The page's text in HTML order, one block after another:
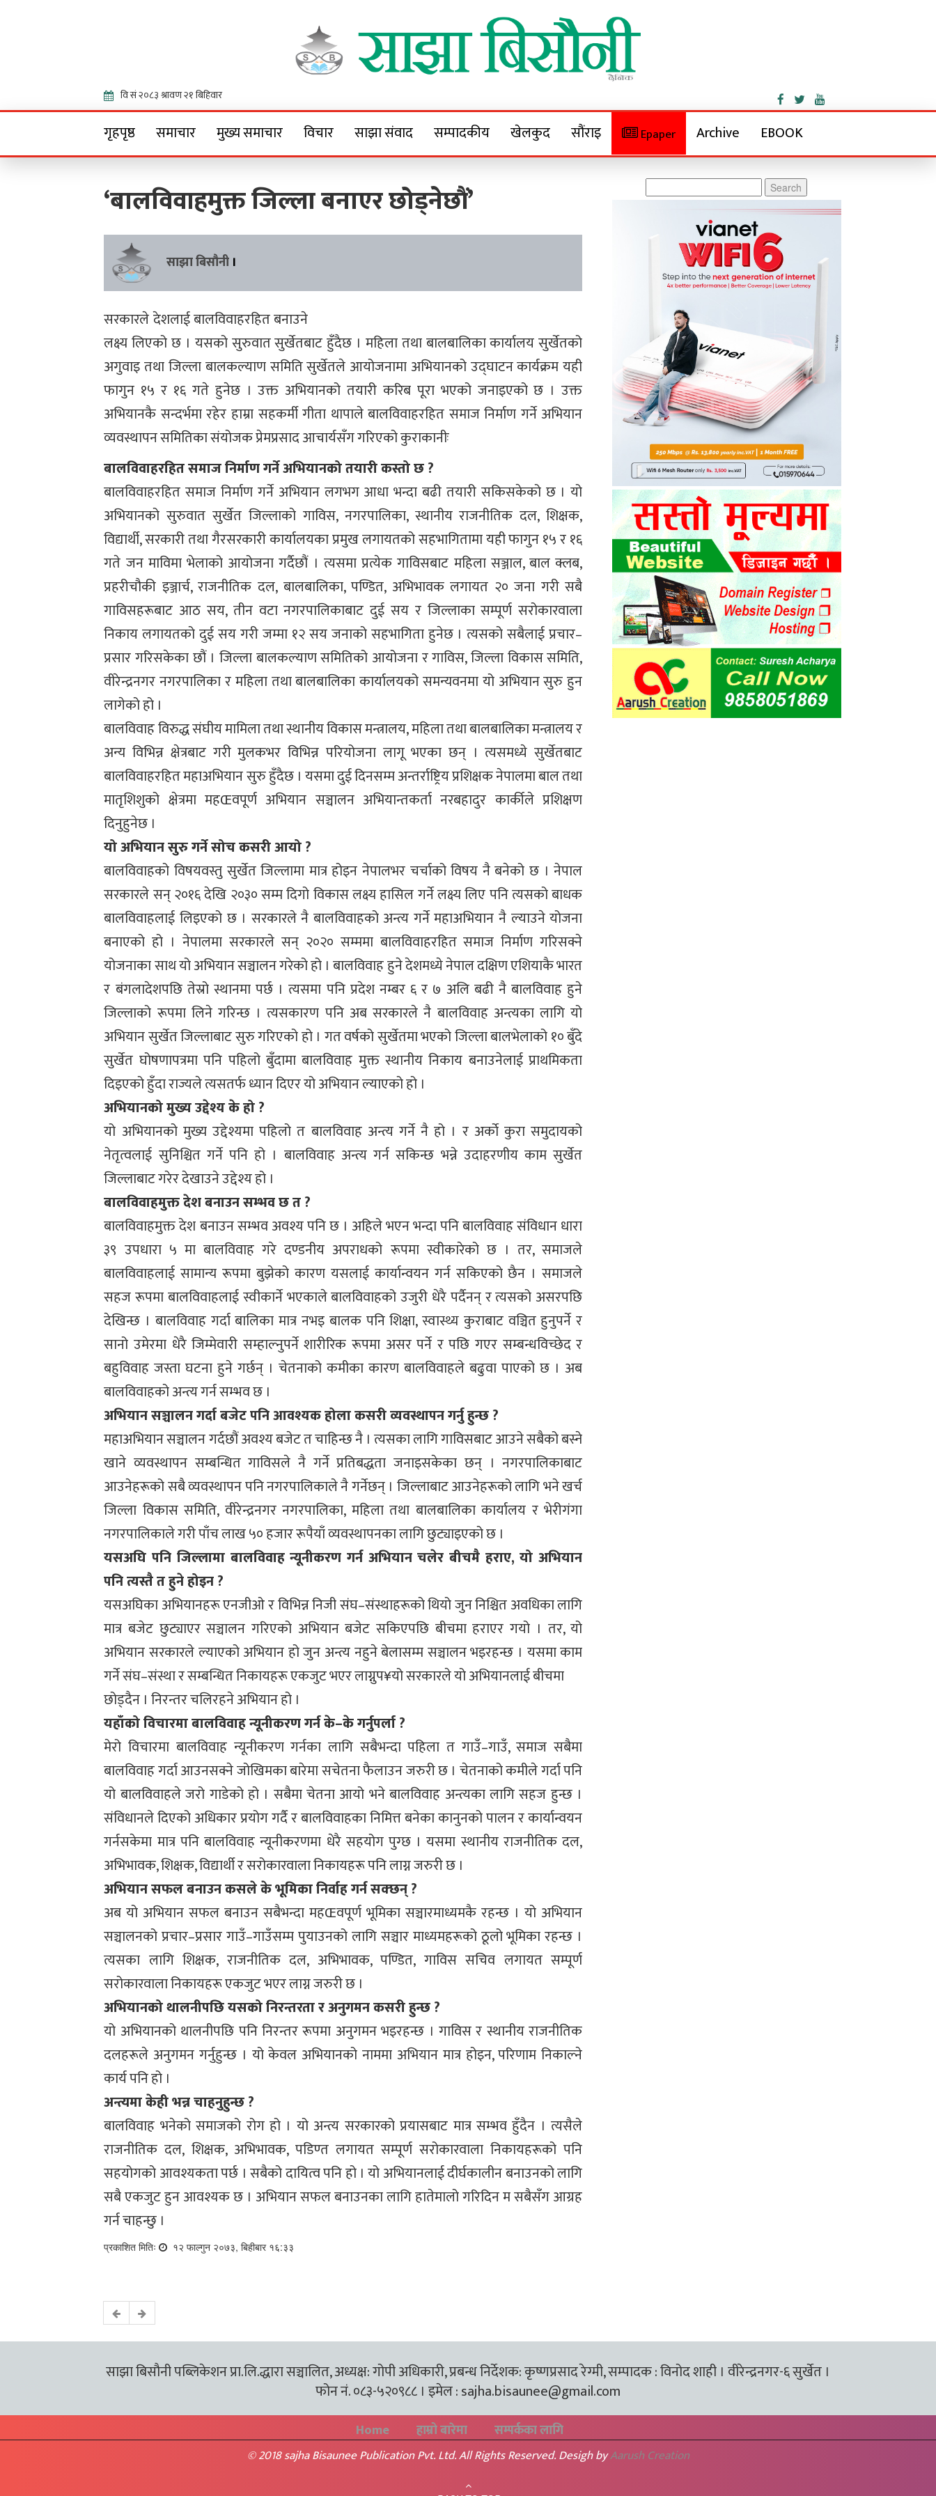
Sajha Bisaunee
गृहपृष्ठ समाचार मुख्य समाचार विचार साझा संवाद सम्पादकीय खेलकुद सौंराइ Epaper Archive EBOOK
‘बालविवाहमुक्त जिल्ला बनाएर छोड्नेछौं’
साझा बिसौनी ।
सरकारले देशलाई बालविवाहरहित बनाउने
लक्ष्य लिएको छ । यसको सुरुवात सुर्खेतबाट हुँदैछ । महिला तथा बालबालिका कार्यालय सुर्खेतको
अगुवाइ तथा जिल्ला बालकल्याण समिति सुर्खेतले आयोजनामा अभियानको उद्घाटन कार्यक्रम यही
फागुन १५ र १६ गते हुनेछ । उक्त अभियानको तयारी करिब पूरा भएको जनाइएको छ । उक्त
अभियानकै सन्दर्भमा रहेर हाम्रा सहकर्मी गीता थापाले बालविवाहरहित समाज निर्माण गर्ने अभियान
व्यवस्थापन समितिका संयोजक प्रेमप्रसाद आचार्यसँग गरिएको कुराकानीः
बालविवाहरहित समाज निर्माण गर्ने अभियानको तयारी कस्तो छ ?
बालविवाहरहित समाज निर्माण गर्ने अभियान लगभग आधा भन्दा बढी तयारी सकिसकेको छ । यो
अभियानको सुरुवात सुर्खेत जिल्लाको गाविस, नगरपालिका, स्थानीय राजनीतिक दल, शिक्षक,
विद्यार्थी, सरकारी तथा गैरसरकारी कार्यालयका प्रमुख लगायतको सहभागितामा यही फागुन १५ र १६
गते जन माविमा भेलाको आयोजना गर्दैछौं । त्यसमा प्रत्येक गाविसबाट महिला सञ्जाल, बाल क्लब,
प्रहरीचौकी इञ्जार्च, राजनीतिक दल, बालबालिका, पण्डित, अभिभावक लगायत २० जना गरी सबै
गाविसहरूबाट आठ सय, तीन वटा नगरपालिकाबाट दुई सय र जिल्लाका सम्पूर्ण सरोकारवाला
निकाय लगायतको दुई सय गरी जम्मा १२ सय जनाको सहभागिता हुनेछ । त्यसको सबैलाई प्रचार–
प्रसार गरिसकेका छौं । जिल्ला बालकल्याण समितिको आयोजना र गाविस, जिल्ला विकास समिति,
वीरेन्द्रनगर नगरपालिका र महिला तथा बालबालिका कार्यालयको समन्यवनमा यो अभियान सुरु हुन
लागेको हो ।
बालविवाह विरुद्ध संघीय मामिला तथा स्थानीय विकास मन्त्रालय, महिला तथा बालबालिका मन्त्रालय र
अन्य विभिन्न क्षेत्रबाट गरी मुलकभर विभिन्न परियोजना लागू भएका छन् । त्यसमध्ये सुर्खेतबाट
बालविवाहरहित महाअभियान सुरु हुँदैछ । यसमा दुई दिनसम्म अन्तर्राष्ट्रिय प्रशिक्षक नेपालमा बाल तथा
मातृशिशुको क्षेत्रमा महŒवपूर्ण अभियान सञ्चालन अभियान्तकर्ता नरबहादुर कार्कीले प्रशिक्षण
दिनुहुनेछ ।
यो अभियान सुरु गर्ने सोच कसरी आयो ?
बालविवाहको विषयवस्तु सुर्खेत जिल्लामा मात्र होइन नेपालभर चर्चाको विषय नै बनेको छ । नेपाल
सरकारले सन् २०१६ देखि २०३० सम्म दिगो विकास लक्ष्य हासिल गर्ने लक्ष्य लिए पनि त्यसको बाधक
बालविवाहलाई लिइएको छ । सरकारले नै बालविवाहको अन्त्य गर्ने महाअभियान नै ल्याउने योजना
बनाएको हो । नेपालमा सरकारले सन् २०२० सम्ममा बालविवाहरहित समाज निर्माण गरिसक्ने
योजनाका साथ यो अभियान सञ्चालन गरेको हो । बालविवाह हुने देशमध्ये नेपाल दक्षिण एशियाकै भारत
र बंगलादेशपछि तेस्रो स्थानमा पर्छ । त्यसमा पनि प्रदेश नम्बर ६ र ७ अलि बढी नै बालविवाह हुने
जिल्लाको रूपमा लिने गरिन्छ । त्यसकारण पनि अब सरकारले नै बालविवाह अन्त्यका लागि यो
अभियान सुर्खेत जिल्लाबाट सुरु गरिएको हो । गत वर्षको सुर्खेतमा भएको जिल्ला बालभेलाको १० बुँदे
सुर्खेत घोषणापत्रमा पनि पहिलो बुँदामा बालविवाह मुक्त स्थानीय निकाय बनाउनेलाई प्राथमिकता
दिइएको हुँदा राज्यले त्यसतर्फ ध्यान दिएर यो अभियान ल्याएको हो ।
अभियानको मुख्य उद्देश्य के हो ?
यो अभियानको मुख्य उद्देश्यमा पहिलो त बालविवाह अन्त्य गर्ने नै हो । र अर्काे कुरा समुदायको
नेतृत्वलाई सुनिश्चित गर्ने पनि हो । बालविवाह अन्त्य गर्न सकिन्छ भन्ने उदाहरणीय काम सुर्खेत
जिल्लाबाट गरेर देखाउने उद्देश्य हो ।
बालविवाहमुक्त देश बनाउन सम्भव छ त ?
बालविवाहमुक्त देश बनाउन सम्भव अवश्य पनि छ । अहिले भएन भन्दा पनि बालविवाह संविधान धारा
३९ उपधारा ५ मा बालविवाह गरे दण्डनीय अपराधको रूपमा स्वीकारेको छ । तर, समाजले
बालविवाहलाई सामान्य रूपमा बुझेको कारण यसलाई कार्यान्वयन गर्न सकिएको छैन । समाजले
सहज रूपमा बालविवाहलाई स्वीकार्ने भएकाले बालविवाहको उजुरी धेरै पर्दैनन् र त्यसको असरपछि
देखिन्छ । बालविवाह गर्दा बालिका मात्र नभइ बालक पनि शिक्षा, स्वास्थ्य कुराबाट वञ्चित हुनुपर्ने र
सानो उमेरमा धेरै जिम्मेवारी सम्हाल्नुपर्ने शारीरिक रूपमा असर पर्ने र पछि गएर सम्बन्धविच्छेद र
बहुविवाह जस्ता घटना हुने गर्छन् । चेतनाको कमीका कारण बालविवाहले बढुवा पाएको छ । अब
बालविवाहको अन्त्य गर्न सम्भव छ ।
अभियान सञ्चालन गर्दा बजेट पनि आवश्यक होला कसरी व्यवस्थापन गर्नु हुन्छ ?
महाअभियान सञ्चालन गर्दछौं अवश्य बजेट त चाहिन्छ नै । त्यसका लागि गाविसबाट आउने सबैको बस्ने
खाने व्यवस्थापन सम्बन्धित गाविसले नै गर्ने प्रतिबद्धता जनाइसकेका छन् । नगरपालिकाबाट
आउनेहरूको सबै व्यवस्थापन पनि नगरपालिकाले नै गर्नेछन् । जिल्लाबाट आउनेहरूको लागि भने खर्च
जिल्ला विकास समिति, वीरेन्द्रनगर नगरपालिका, महिला तथा बालबालिका कार्यालय र भेरीगंगा
नगरपालिकाले गरी पाँच लाख ५० हजार रूपैयाँ व्यवस्थापनका लागि छुट्याइएको छ ।
यसअघि पनि जिल्लामा बालविवाह न्यूनीकरण गर्न अभियान चलेर बीचमै हराए, यो अभियान
पनि त्यस्तै त हुने होइन ?
यसअघिका अभियानहरू एनजीओ र विभिन्न निजी संघ–संस्थाहरूको थियो जुन निश्चित अवधिका लागि
मात्र बजेट छुट्याएर सञ्चालन गरिएको अभियान बजेट सकिएपछि बीचमा हराएर गयो । तर, यो
अभियान सरकारले ल्याएको अभियान हो जुन अन्त्य नहुने बेलासम्म सञ्चालन भइरहन्छ । यसमा काम
गर्ने संघ–संस्था र सम्बन्धित निकायहरू एकजुट भएर लाग्नुप¥यो सरकारले यो अभियानलाई बीचमा
छोड्दैन । निरन्तर चलिरहने अभियान हो ।
यहाँको विचारमा बालविवाह न्यूनीकरण गर्न के–के गर्नुपर्ला ?
मेरो विचारमा बालविवाह न्यूनीकरण गर्नका लागि सबैभन्दा पहिला त गाउँ–गाउँ, समाज सबैमा
बालविवाह गर्दा आउनसक्ने जोखिमका बारेमा सचेतना फैलाउन जरुरी छ । चेतनाको कमीले गर्दा पनि
यो बालविवाहले जरो गाडेको हो । सबैमा चेतना आयो भने बालविवाह अन्त्यका लागि सहज हुन्छ ।
संविधानले दिएको अधिकार प्रयोग गर्दै र बालविवाहका निमित्त बनेका कानुनको पालन र कार्यान्वयन
गर्नसकेमा मात्र पनि बालविवाह न्यूनीकरणमा धेरै सहयोग पुग्छ । यसमा स्थानीय राजनीतिक दल,
अभिभावक, शिक्षक, विद्यार्थी र सरोकारवाला निकायहरू पनि लाग्न जरुरी छ ।
अभियान सफल बनाउन कसले के भूमिका निर्वाह गर्न सक्छन् ?
अब यो अभियान सफल बनाउन सबैभन्दा महŒवपूर्ण भूमिका सञ्चारमाध्यमकै रहन्छ । यो अभियान
सञ्चालनको प्रचार–प्रसार गाउँ–गाउँसम्म पुयाउनको लागि सञ्चार माध्यमहरूको ठूलो भूमिका रहन्छ ।
त्यसका लागि शिक्षक, राजनीतिक दल, अभिभावक, पण्डित, गाविस सचिव लगायत सम्पूर्ण
सरोकारवाला निकायहरू एकजुट भएर लाग्न जरुरी छ ।
अभियानको थालनीपछि यसको निरन्तरता र अनुगमन कसरी हुन्छ ?
यो अभियानको थालनीपछि पनि निरन्तर रूपमा अनुगमन भइरहन्छ । गाविस र स्थानीय राजनीतिक
दलहरूले अनुगमन गर्नुहुन्छ । यो केवल अभियानको नाममा अभियान मात्र होइन, परिणाम निकाल्ने
कार्य पनि हो ।
अन्त्यमा केही भन्न चाहनुहुन्छ ?
बालविवाह भनेको समाजको रोग हो । यो अन्त्य सरकारको प्रयासबाट मात्र सम्भव हुँदैन । त्यसैले
राजनीतिक दल, शिक्षक, अभिभावक, पडिण्त लगायत सम्पूर्ण सरोकारवाला निकायहरूको पनि
सहयोगको आवश्यकता पर्छ । सबैको दायित्व पनि हो । यो अभियानलाई दीर्घकालीन बनाउनको लागि
सबै एकजुट हुन आवश्यक छ । अभियान सफल बनाउनका लागि हातेमालो गरिदिन म सबैसँग आग्रह
गर्न चाहन्छु ।
प्रकाशित मितिः १२ फाल्गुन २०७३, बिहीबार १६:३३
for:
साझा बिसौनी पब्लिकेशन प्रा.लि.द्धारा सञ्चालित, अध्यक्ष: गोपी अधिकारी, प्रबन्ध निर्देशक: कृष्णप्रसाद रेग्मी, सम्पादक : विनोद शाही । वीरेन्द्रनगर-६ सुर्खेत ।
फोन नं. ०८३-५२०९८८ । इमेल :sajha.bisaunee@gmail.com
Home हाम्रो बारेमा सम्पर्कका लागि
© 2018 sajha Bisaunee Publication Pvt. Ltd. All Rights Reserved. Desigh byAarush Creation